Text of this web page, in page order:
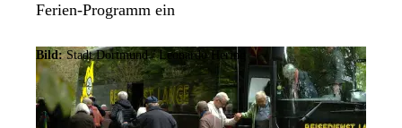
Ferien-Programm ein
Bild: Stadt Dortmund / Leonardo Hering